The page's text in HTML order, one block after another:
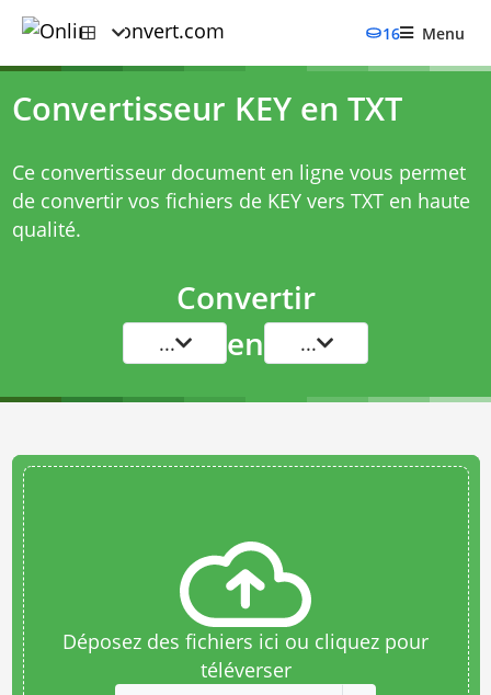
16 Menu
Convertisseur KEY en TXT
Ce convertisseur document en ligne vous permet
de convertir vos fichiers de KEY vers TXT en haute
qualité.
Convertir
... en ...
Déposez des fichiers ici ou cliquez pour
téléverser